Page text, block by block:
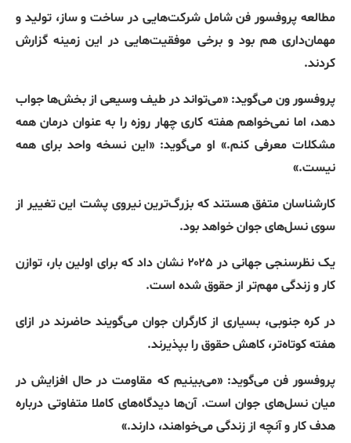
مطالعه پروفسور فن شامل شرکت‌هایی در ساخت‌ و ساز، تولید و
مهمان‌داری هم بود و برخی موفقیت‌هایی در این زمینه گزارش
کردند.
پروفسور ون می‌گوید: «می‌تواند در طیف وسیعی از بخش‌ها جواب
دهد، اما نمی‌خواهم هفته کاری چهار روزه را به عنوان درمان همه
مشکلات معرفی کنم.» او می‌گوید: «این نسخه واحد برای همه
نیست.»
کارشناسان متفق‌ هستند که بزرگ‌ترین نیروی پشت این تغییر از
سوی نسل‌های جوان خواهد بود.
یک نظرسنجی جهانی در ۲۰۲۵ نشان داد که برای اولین بار، توازن
کار و زندگی مهم‌تر از حقوق شده است.
در کره جنوبی، بسیاری از کارگران جوان می‌گویند حاضرند در ازای
هفته کوتاه‌تر، کاهش حقوق را بپذیرند.
پروفسور فن می‌گوید: «می‌بینیم که مقاومت در حال افزایش در
میان نسل‌های جوان است.آن‌ها دیدگاه‌های کاملا متفاوتی درباره
هدف کار و آنچه از زندگی می‌خواهند، دارند.»